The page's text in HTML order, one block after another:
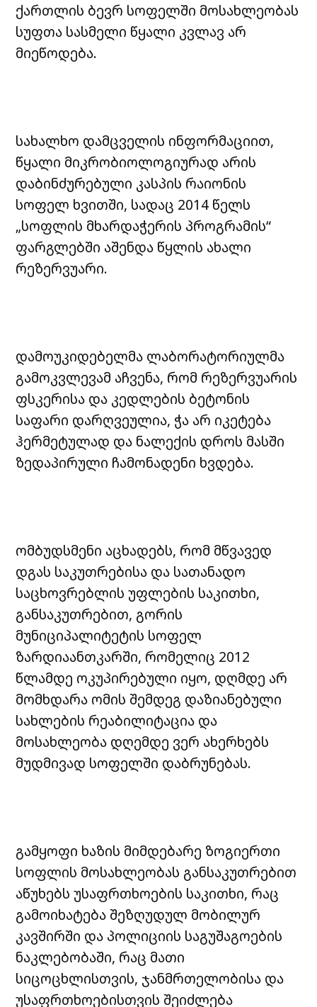
ქართლის ბევრ სოფელში მოსახლეობას
სუფთა სასმელი წყალი კვლავ არ
მიეწოდება.
სახალხო დამცველის ინფორმაციით,
წყალი მიკრობიოლოგიურად არის
დაბინძურებული კასპის რაიონის
სოფელ ხვითში, სადაც 2014 წელს
„სოფლის მხარდაჭერის პროგრამის“
ფარგლებში აშენდა წყლის ახალი
რეზერვუარი.
დამოუკიდებელმა ლაბორატორიულმა
გამოკვლევამ აჩვენა, რომ რეზერვუარის
ფსკერისა და კედლების ბეტონის
საფარი დარღვეულია, ჭა არ იკეტება
ჰერმეტულად და ნალექის დროს მასში
ზედაპირული ჩამონადენი ხვდება.
ომბუდსმენი აცხადებს, რომ მწვავედ
დგას საკუთრებისა და სათანადო
საცხოვრებლის უფლების საკითხი,
განსაკუთრებით, გორის
მუნიციპალიტეტის სოფელ
ზარდიაანთკარში, რომელიც 2012
წლამდე ოკუპირებული იყო, დღმდე არ
მომხდარა ომის შემდეგ დაზიანებული
სახლების რეაბილიტაცია და
მოსახლეობა დღემდე ვერ ახერხებს
მუდმივად სოფელში დაბრუნებას.
გამყოფი ხაზის მიმდებარე ზოგიერთი
სოფლის მოსახლეობას განსაკუთრებით
აწუხებს უსაფრთხოების საკითხი, რაც
გამოიხატება შეზღუდულ მობილურ
კავშირში და პოლიციის საგუშაგოების
ნაკლებობაში, რაც მათი
სიცოცხლისთვის, ჯანმრთელობისა და
უსაფრთხოებისთვის შეიძლება